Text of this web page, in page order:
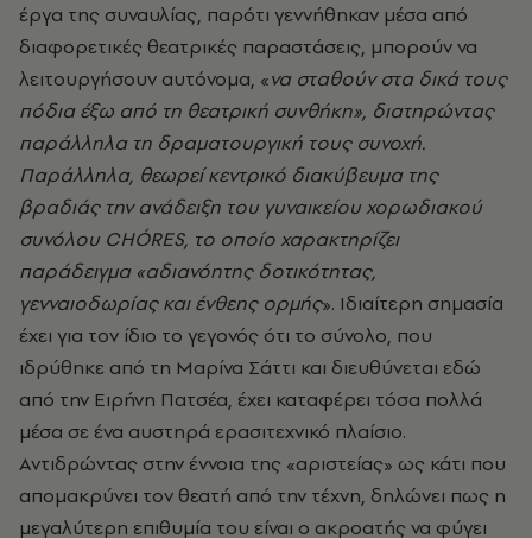
έργα της συναυλίας, παρότι γεννήθηκαν μέσα από
διαφορετικές θεατρικές παραστάσεις, μπορούν να
λειτουργήσουν αυτόνομα, «να σταθούν στα δικά τους
πόδια έξω από τη θεατρική συνθήκη», διατηρώντας
παράλληλα τη δραματουργική τους συνοχή.
Παράλληλα, θεωρεί κεντρικό διακύβευμα της
βραδιάς την ανάδειξη του γυναικείου χορωδιακού
συνόλου CHÓRES, το οποίο χαρακτηρίζει
παράδειγμα «αδιανόητης δοτικότητας,
γενναιοδωρίας και ένθεης ορμής». Ιδιαίτερη σημασία
έχει για τον ίδιο το γεγονός ότι το σύνολο, που
ιδρύθηκε από τη Μαρίνα Σάττι και διευθύνεται εδώ
από την Ειρήνη Πατσέα, έχει καταφέρει τόσα πολλά
μέσα σε ένα αυστηρά ερασιτεχνικό πλαίσιο.
Αντιδρώντας στην έννοια της «αριστείας» ως κάτι που
απομακρύνει τον θεατή από την τέχνη, δηλώνει πως η
μεγαλύτερη επιθυμία του είναι ο ακροατής να φύγει